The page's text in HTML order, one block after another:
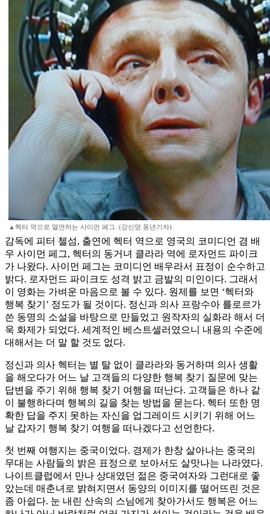
▲헥터 역으로 열연하는 사이먼 페그. (강신영 동년기자)
감독에 피터 첼섬, 출연에 헥터 역으로 영국의 코미디언 겸 배
우 사이먼 페그, 헥터의 동거녀 클라라 역에 로자먼드 파이크
가 나왔다. 사이먼 페그는 코미디언 배우라서 표정이 순수하고
밝다. 로자먼드 파이크도 성격 밝고 금발의 미인이다. 그래서
이 영화는 가벼운 마음으로 볼 수 있다. 원제를 보면 ‘헥터와
행복 찾기’ 정도가 될 것이다. 정신과 의사 프랑수아 를로르가
쓴 동명의 소설을 바탕으로 만들었고 원작자의 실화라 해서 더
욱 화제가 되었다. 세계적인 베스트셀러였으니 내용의 수준에
대해서는 더 말 할 것도 없다.
정신과 의사 헥터는 별 탈 없이 클라라와 동거하며 의사 생활
을 해오다가 어느 날 고객들의 다양한 행복 찾기 질문에 맞는
답변을 주기 위해 행복 찾기 여행을 떠난다. 고객들은 하나 같
이 불행하다며 행복의 길을 찾는 방법을 묻는다. 헥터 또한 명
확한 답을 주지 못하는 자신을 업그레이드 시키기 위해 어느
날 갑자기 행복 찾기 여행을 떠나겠다고 선언한다.
첫 번째 여행지는 중국이었다. 경제가 한창 살아나는 중국의
무대는 사람들의 밝은 표정으로 보아서도 살맛나는 나라였다.
나이트클럽에서 만나 상대였던 젊은 중국여자와 그런대로 좋
았는데 매춘녀로 밝혀지면서 동양의 이미지를 떨어뜨린 것은
좀 아쉽다. 눈 내린 산속의 스님에게 찾아가서도 행복은 어느